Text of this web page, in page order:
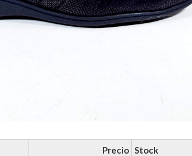
Precio Stock